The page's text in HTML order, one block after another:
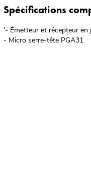
Spécifications
'- Émetteur et récepteur en
- Micro serre-tête PGA31